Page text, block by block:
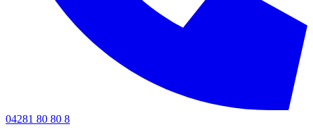
04281 80 80 8